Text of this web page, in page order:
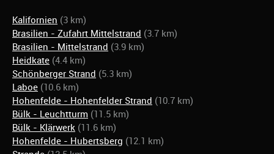
Kalifornien (3 km)
Brasilien - Zufahrt Mittelstrand (3.7 km)
Brasilien - Mittelstrand (3.9 km)
Heidkate (4.4 km)
Schönberger Strand (5.3 km)
Laboe (10.6 km)
Hohenfelde - Hohenfelder Strand (10.7 km)
Bülk - Leuchtturm (11.5 km)
Bülk - Klärwerk (11.6 km)
Hohenfelde - Hubertsberg (12.1 km)